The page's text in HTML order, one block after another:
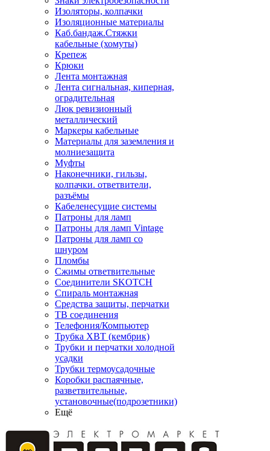
Изоляторы, колпачки
Изоляционные материалы
Каб.бандаж.Стяжки
кабельные (хомуты)
Крепеж
Крюки
Лента монтажная
Лента сигнальная, киперная,
оградительная
Люк ревизионный
металлический
Маркеры кабельные
Материалы для заземления и
молниезащита
Муфты
Наконечники, гильзы,
колпачки. ответвители,
разъёмы
Кабеленесущие системы
Патроны для ламп
Патроны для ламп Vintage
Патроны для ламп со
шнуром
Пломбы
Сжимы ответвительные
Соединители SKOTCH
Спираль монтажная
Средства защиты, перчатки
ТВ соединения
Телефония/Компьютер
Трубка ХВТ (кембрик)
Трубки и перчатки холодной
усадки
Трубки термоусадочные
Коробки распаячные,
разветвительные,
установочные(подрозетники)
Ещё